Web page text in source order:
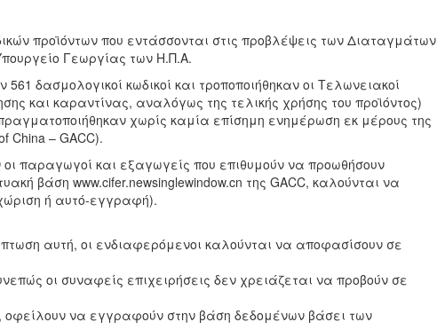
προϊόντων που εντάσσονται στις προβλέψεις των Διαταγμάτων
Γεωργίας των Η.Π.Α.
δασμολογικοί κωδικοί και τροποποιήθηκαν οι Τελωνειακοί
και καραντίνας, αναλόγως της τελικής χρήσης του προϊόντος)
χωρίς καμία επίσημη ενημέρωση εκ μέρους της
China – GACC).
παραγωγοί και εξαγωγείς που επιθυμούν να προωθήσουν
βάση www.cifer.newsinglewindow.cn της GACC, καλούνται να
ή αυτό-εγγραφή).
αυτή, οι ενδιαφερόμενοι καλούνται να αποφασίσουν σε
οι συναφείς επιχειρήσεις δεν χρειάζεται να προβούν σε
οφείλουν να εγγραφούν στην βάση δεδομένων βάσει των